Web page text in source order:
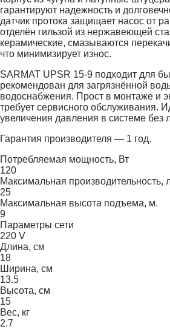
гарантируют надежность и
датчик протока защищает насос от
отделён гильзой из нержавеющей
керамические, смазываются
что минимизирует износ.
SARMAT UPSR 15-9 подходит для
рекомендован для загрязнённой
водоснабжения. Прост в монтаже и
требует сервисного обслуживания.
увеличения давления в системе без
Гарантия производителя — 1 год.
Потребляемая мощность, Вт
120
Максимальная производительность,
25
Максимальная высота подъема, м.
9
Параметры сети
220 V
Длина, см
18
Ширина, см
13.5
Высота, см
15
Вес, кг
2.7